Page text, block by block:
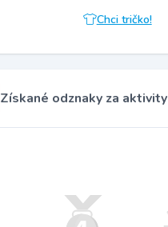
Chci tričko!
Získané odznaky za aktivity